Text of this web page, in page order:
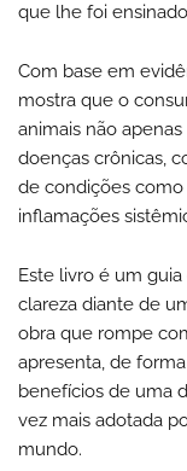
que lhe foi
Com base em
mostra que o
animais não
doenças crônicas,
de condições
inflamações
Este livro é um
clareza diante de
obra que rompe
apresenta, de
benefícios de uma
vez mais adotada
mundo.